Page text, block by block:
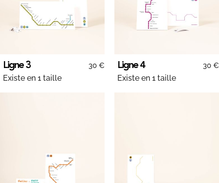
Ligne 3 30 €
Existe en 1 taille
Ligne 4 30 €
Existe en 1 taille